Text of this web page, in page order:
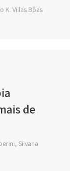
K. Villas Bôas
de
Silvana